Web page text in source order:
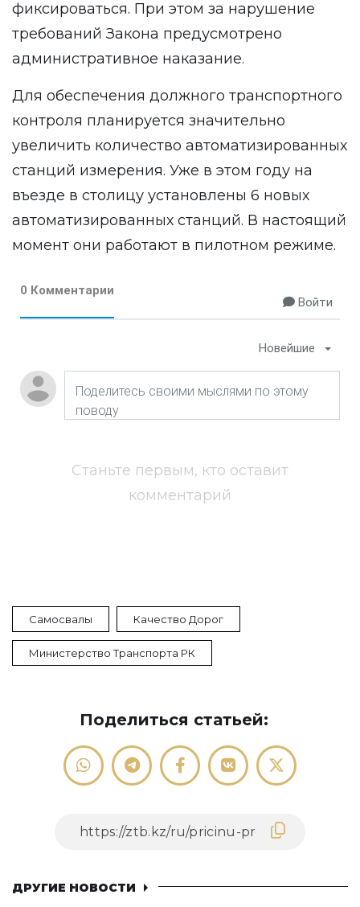
фиксироваться. При этом за нарушение
требований Закона предусмотрено
административное наказание.
Для обеспечения должного транспортного
контроля планируется значительно
увеличить количество автоматизированных
станций измерения. Уже в этом году на
въезде в столицу установлены 6 новых
автоматизированных станций. В настоящий
момент они работают в пилотном режиме.
0 Комментарии
Войти
Новейшие
Станьте первым, кто оставит
комментарий
Самосвалы Качество Дорог
Министерство Транспорта РК
Поделиться статьей:
ДРУГИЕ НОВОСТИ